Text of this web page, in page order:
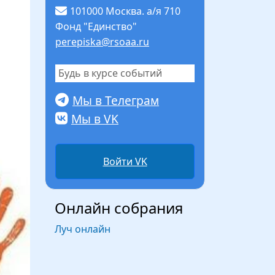
101000 Москва. а/я 710
Фонд "Единство"
perepiska@rsoaa.ru
Будь в курсе событий
Мы в Телеграм
Мы в VK
Войти VK
Онлайн собрания
Луч онлайн